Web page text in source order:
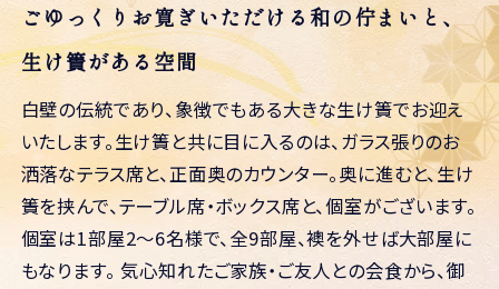
ごゆっくりお寛ぎいただける和の佇まいと、
生け簀がある空間
白壁の伝統であり、象徴でもある大きな生け簀でお迎え
いたします。生け簀と共に目に入るのは、ガラス張りのお
洒落なテラス席と、正面奥のカウンター。奥に進むと、生け
簀を挟んで、テーブル席・ボックス席と、個室がございます。
個室は1部屋2～6名様で、全9部屋、襖を外せば大部屋に
もなります。気心知れたご家族・ご友人との会食から、御